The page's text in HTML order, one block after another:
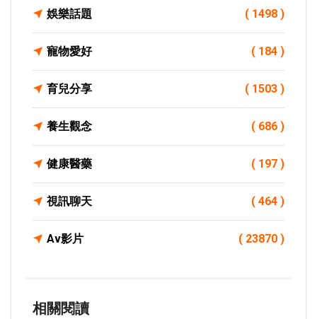
娛樂話題 ( 1498 )
寵物愛好 ( 184 )
育兒分享 ( 1503 )
養生觀念 ( 686 )
健康醫藥 ( 197 )
視訊聊天 ( 464 )
Av影片 ( 23870 )
相關閱讀